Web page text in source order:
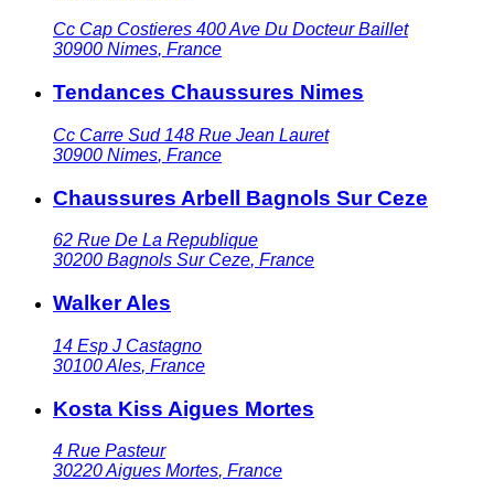
Cc Cap Costieres 400 Ave Du Docteur Baillet
30900 Nimes, France
Tendances Chaussures Nimes
Cc Carre Sud 148 Rue Jean Lauret
30900 Nimes, France
Chaussures Arbell Bagnols Sur Ceze
62 Rue De La Republique
30200 Bagnols Sur Ceze, France
Walker Ales
14 Esp J Castagno
30100Ales, France
Kosta Kiss Aigues Mortes
4 Rue Pasteur
30220Aigues Mortes, France